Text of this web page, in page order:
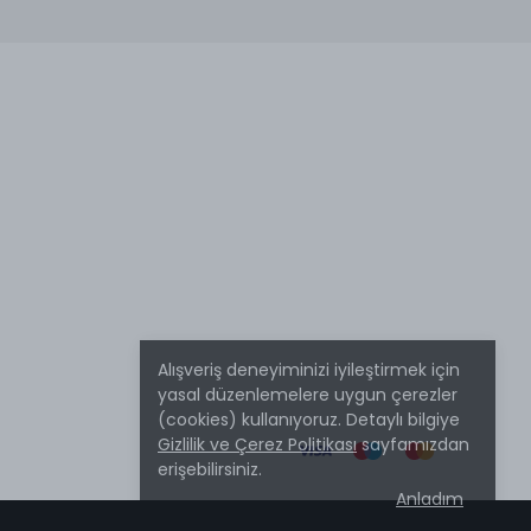
Alışveriş deneyiminizi iyileştirmek için
yasal düzenlemelere uygun çerezler
(cookies) kullanıyoruz. Detaylı bilgiye
Gizlilik ve Çerez Politikasısayfamızdan
erişebilirsiniz.
Anladım